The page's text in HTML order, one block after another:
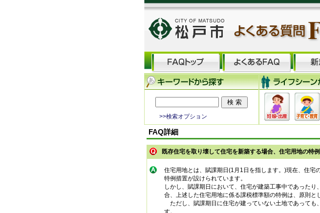
>>検索オプション
FAQ詳細
既存住宅を取り壊して住宅を新築する場合、住宅用地の特
住宅用地とは、賦課期日(1月1日を指します。)現在、住宅
特例措置が設けられています。
しかし、賦課期日において、住宅が建築工事中であった
合、上述した住宅用地に係る課税標準額の特例は、原則と
ただし、賦課期日に住宅が建っていない土地であっても
す。